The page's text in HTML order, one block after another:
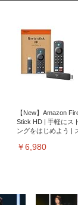
【New】Amazon
Stick HD | 手軽にス
ングをはじめよう |
￥6,980